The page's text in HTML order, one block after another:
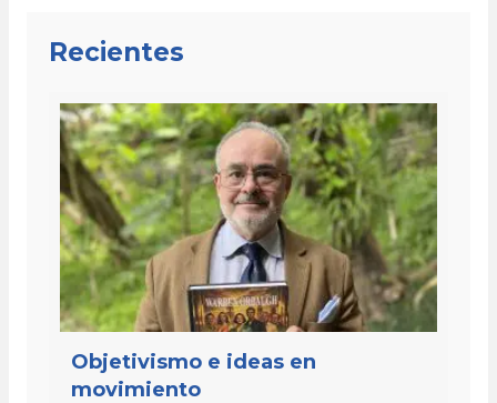
Recientes
Objetivismo e ideas en
movimiento